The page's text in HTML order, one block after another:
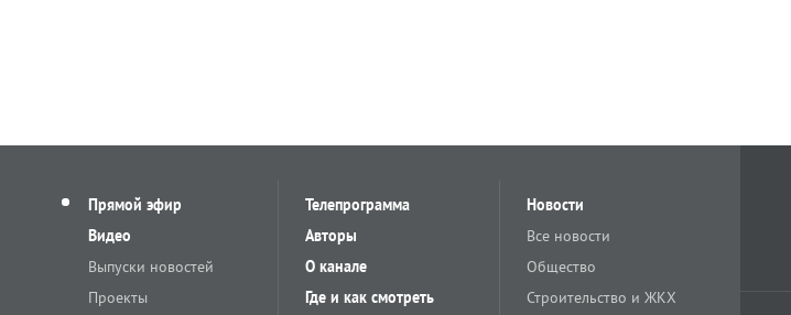
Прямой эфир
Видео
Выпуски новостей
Проекты
Телепрограмма
Авторы
О канале
Где и как смотреть
Новости
Все новости
Общество
Строительство и ЖКХ